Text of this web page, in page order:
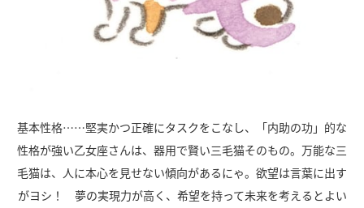
基本性格……堅実かつ正確にタスクをこなし、「内助の功」的な
性格が強い乙女座さんは、器用で賢い三毛猫そのもの。万能な三
毛猫は、人に本心を見せない傾向があるにゃ。欲望は言葉に出す
がヨシ！ 夢の実現力が高く、希望を持って未来を考えるとよい